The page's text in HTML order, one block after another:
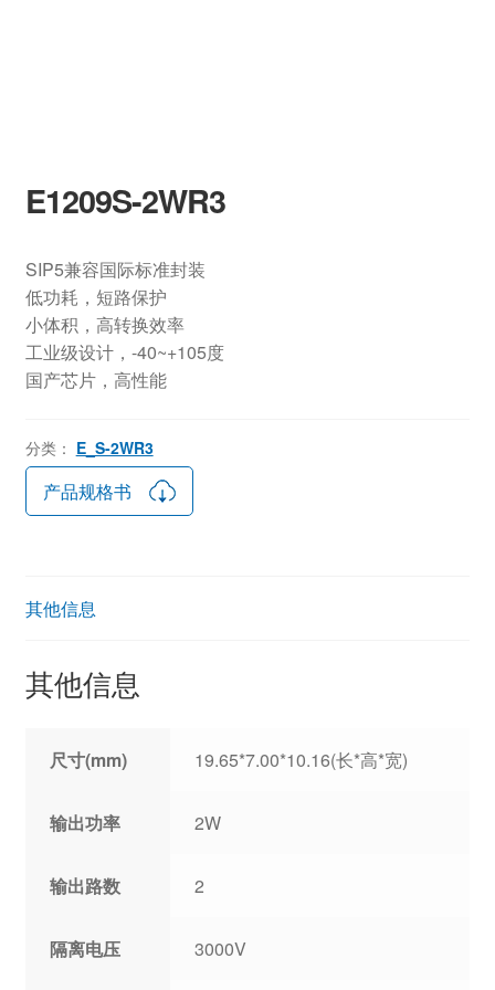
E1209S-2WR3
SIP5兼容国际标准封装
低功耗，短路保护
小体积，高转换效率
工业级设计，-40~+105度
国产芯片，高性能
分类： E_S-2WR3
产品规格书
其他信息
其他信息
尺寸(mm) 19.65*7.00*10.16(长*高*宽)
输出功率 2W
输出路数 2
隔离电压 3000V